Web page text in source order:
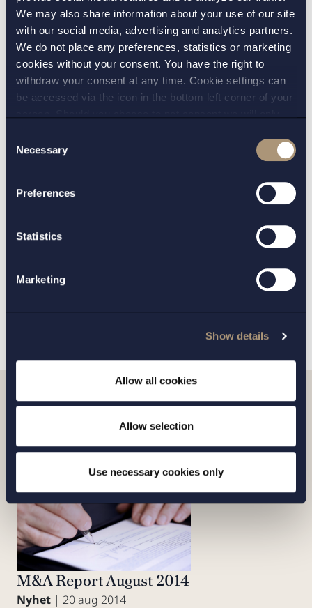
We may also share information about your use of our site
with our social media, advertising and analytics partners.
We do not place any preferences, statistics or marketing
cookies without your consent. You have the right to
withdraw your consent at any time. Cookie settings can
be accessed via the icon in the bottom left corner of your
andprivacy policy
for more details on cookies and our
Selection
Necessary
Preferences
Statistics
Marketing
Show details
Allow all cookies
Allow selection
Use necessary cookies only
Uppdrag | 03 feb 2023
Setterwalls har biträtt Qvantum
Industries vid kapitalanskaffning om
460 miljoner kronor
Läs mer
samband med övertecknad
Läs mer
Artiklar
Nyhet | 20 aug 2014
M&A Report August 2014